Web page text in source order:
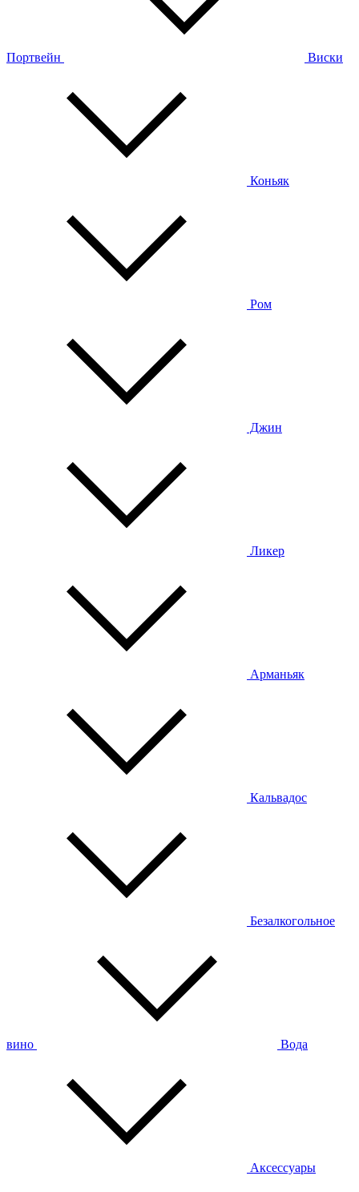
Портвейн Виски
Коньяк
Ром
Джин
Ликер
Арманьяк
Кальвадос
Безалкогольное
вино Вода
Аксессуары